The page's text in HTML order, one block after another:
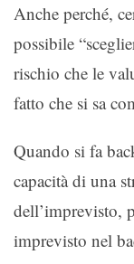
Anche perché,
possibile
rischio che le
fatto che si sa
Quando si fa
capacità di una
dell’imprevisto,
imprevisto nel